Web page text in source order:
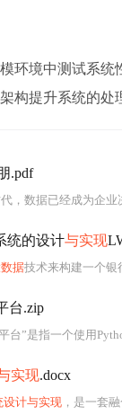
环境中测试系
构提升系统的处
.pdf
数据已经成为企业决策和业务发展的重要驱动
统的设计与实现
据技术来构建一个银
台.zip
台”是指一个使用
实现.docx
设计与实现 ，是一套